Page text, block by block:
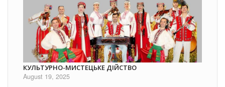
КУЛЬТУРНО-МИСТЕЦЬКЕ ДІЙСТВО
August 19, 2025